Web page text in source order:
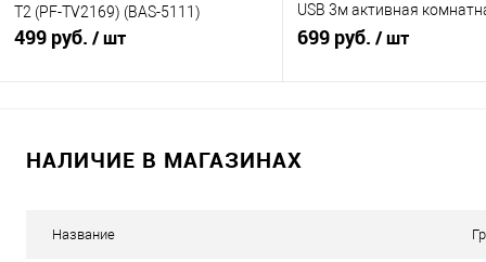
T2 (PF-TV2169) (BAS-5111)
499 руб. / шт
Купить в 1 клик
К сравнению
USB 3м активная
присоской (35)
699 руб. / шт
НАЛИЧИЕ В МАГАЗИНАХ
Название